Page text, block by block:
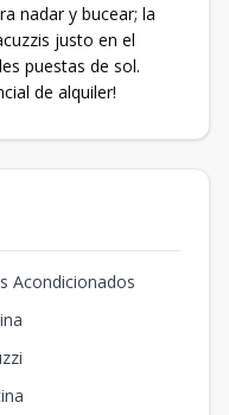
nadar y bucear; la
justo en el
puestas de sol.
de alquiler!
Acondicionados